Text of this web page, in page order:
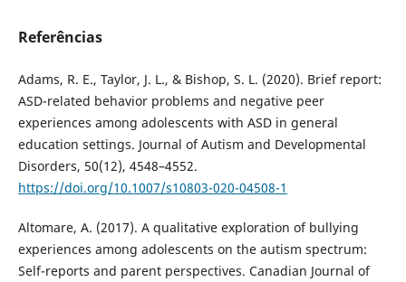
Referências
Adams, R. E., Taylor, J. L., & Bishop, S. L. (2020). Brief report:
ASD-related behavior problems and negative peer
experiences among adolescents with ASD in general
education settings. Journal of Autism and Developmental
Disorders, 50(12), 4548–4552.
https://doi.org/10.1007/s10803-020-04508-1
Altomare, A. (2017). A qualitative exploration of bullying
experiences among adolescents on the autism spectrum:
Self-reports and parent perspectives. Canadian Journal of